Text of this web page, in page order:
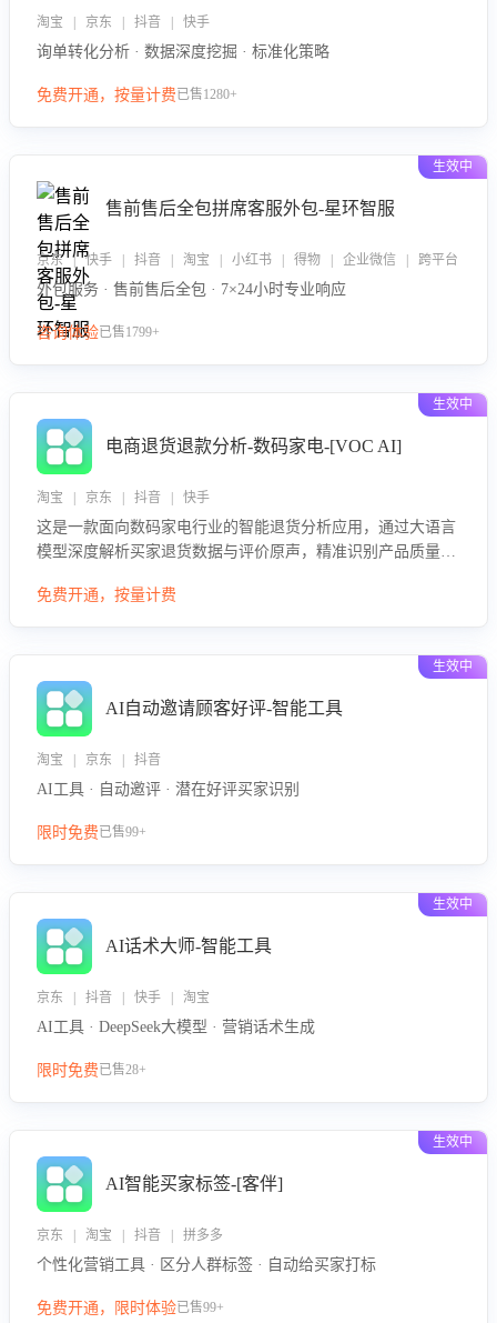
淘宝 | 京东 | 抖音 | 快手
询单转化分析 · 数据深度挖掘 · 标准化策略
免费开通，按量计费已售1280+
生效中
售前售后全包拼席客服外包-星环智服
京东 | 快手 | 抖音 | 淘宝 | 小红书 | 得物 | 企业微信 | 跨平台
外包服务 · 售前售后全包 · 7×24小时专业响应
咨询体验已售1799+
生效中
电商退货退款分析-数码家电-[VOC AI]
淘宝 | 京东 | 抖音 | 快手
这是一款面向数码家电行业的智能退货分析应用，通过大语言
模型深度解析买家退货数据与评价原声，精准识别产品质量、
议，通过挖掘用户痛点驱动产品迭代，从根本上降低退货率，
免费开通，按量计费
生效中
AI自动邀请顾客好评-智能工具
淘宝 | 京东 | 抖音
AI工具 · 自动邀评 · 潜在好评买家识别
限时免费已售99+
生效中
AI话术大师-智能工具
京东 | 抖音 | 快手 | 淘宝
AI工具 · DeepSeek大模型 · 营销话术生成
限时免费已售28+
生效中
AI智能买家标签-[客伴]
京东 | 淘宝 | 抖音 | 拼多多
个性化营销工具 · 区分人群标签 · 自动给买家打标
免费开通，限时体验已售99+